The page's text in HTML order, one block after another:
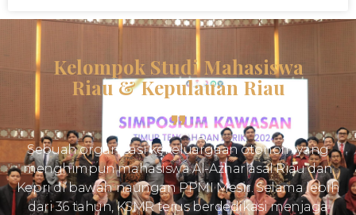
Kelompok Studi Mahasiswa
Riau & Kepulauan Riau
Sebuah organisasi kekeluargaan otonom yang
menghimpun mahasiswa Al-Azhar asal Riau dan
Kepri di bawah naungan PPMI Mesir. Selama lebih
dari 36 tahun, KSMR terus berdedikasi menjaga